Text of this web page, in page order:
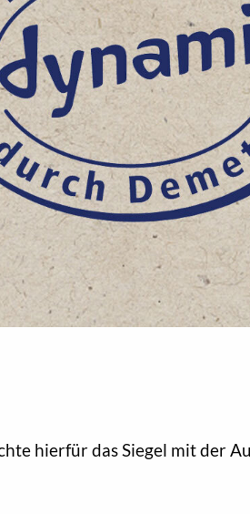
hierfür das Siegel mit der